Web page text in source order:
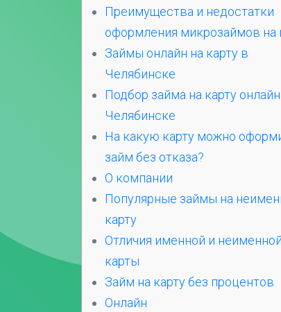
Пpeимущecтвa и недостатки
oфopмлeния микрозаймов на
Займы онлайн на карту в
Челябинске
Подбор займа на карту
Челябинске
На какую карту можно
займ без отказа?
О компании
Популярные займы на
карту
Отличия именной и неименной
карты
Займ на карту без процентов
Онлайн